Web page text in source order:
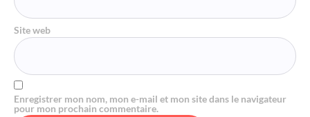
Site web
Enregistrer mon nom, mon e-mail et mon site dans le navigateur
pour mon prochain commentaire.